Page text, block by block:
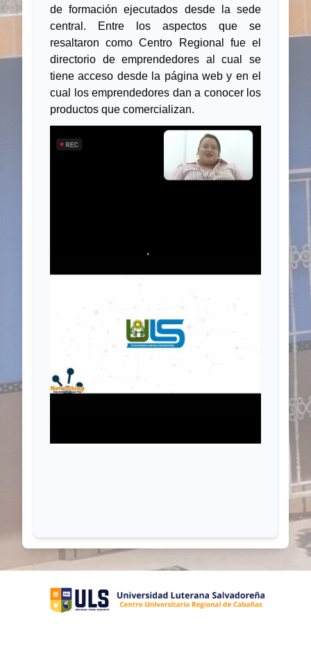
de formación ejecutados desde la sede
central. Entre los aspectos que se
resaltaron como Centro Regional fue el
directorio de emprendedores al cual se
tiene acceso desde la página web y en el
cual los emprendedores dan a conocer los
productos que comercializan.